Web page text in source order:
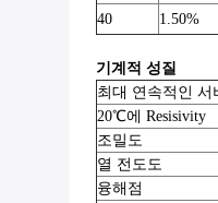
40
1.50%
기계적 성질
최대 연속적인 서
20℃에 Resisivity
조밀도
열 전도도
융해점